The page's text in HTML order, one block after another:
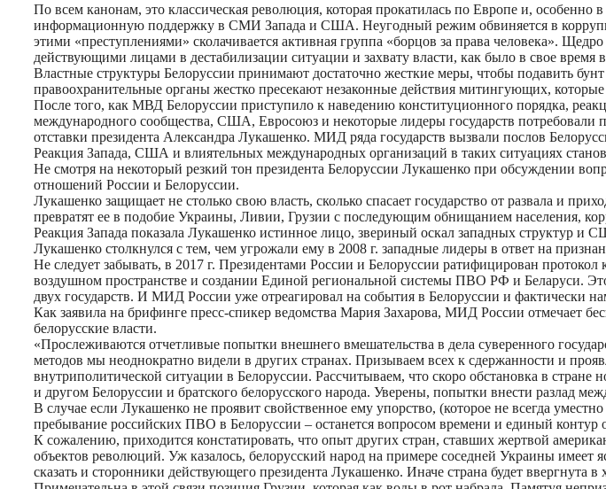
По всем канонам, это классическая революция, которая прокатилась по Европе и,
информационную поддержку в СМИ Запада и США. Неугодный режим обвиняется в
этими «преступлениями» сколачивается активная группа «борцов за права человека».
действующими лицами в дестабилизации ситуации и захвату власти, как было в свое время
Властные структуры Белоруссии принимают достаточно жесткие меры, чтобы подавить
правоохранительные органы жестко пресекают незаконные действия митингующих,
После того, как МВД Белоруссии приступило к наведению конституционного порядка,
международного сообщества, США, Евросоюз и некоторые лидеры государств потребовали
отставки президента Александра Лукашенко. МИД ряда государств вызвали послов
Реакция Запада, США и влиятельных международных организаций в таких ситуациях
Не смотря на некоторый резкий тон президента Белоруссии Лукашенко при обсуждении
отношений России и Белоруссии.
Лукашенко защищает не столько свою власть, сколько спасает государство от развала и
превратят ее в подобие Украины, Ливии, Грузии с последующим обнищанием населения,
Реакция Запада показала Лукашенко истинное лицо, звериный оскал западных структур
Лукашенко столкнулся с тем, чем угрожали ему в 2008 г. западные лидеры в ответ на
Не следует забывать, в 2017 г. Президентами России и Белоруссии ратифицирован
воздушном пространстве и создании Единой региональной системы ПВО РФ и Беларуси.
двух государств. И МИД России уже отреагировал на события в Белоруссии и фактически
Как заявила на брифинге пресс-спикер ведомства Мария Захарова, МИД России отмечает
белорусские власти.
«Прослеживаются отчетливые попытки внешнего вмешательства в дела суверенного
методов мы неоднократно видели в других странах. Призываем всех к сдержанности и
внутриполитической ситуации в Белоруссии. Рассчитываем, что скоро обстановка в
и другом Белоруссии и братского белорусского народа. Уверены, попытки внести разлад
В случае если Лукашенко не проявит свойственное ему упорство, (которое не всегда
пребывание российских ПВО в Белоруссии – останется вопросом времени и единый контур
К сожалению, приходится констатировать, что опыт других стран, ставших жертвой
объектов революций. Уж казалось, белорусский народ на примере соседней Украины имеет
сказать и сторонники действующего президента Лукашенко. Иначе страна будет ввергнута в